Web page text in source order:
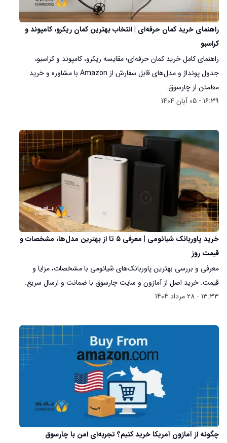
راهنمای خرید کمان حرفه‌ای | انتخاب بهترین کمان ریکرو، کامپوند و
کراسبو
راهنمای کامل خرید کمان حرفه‌ای؛ مقایسه ریکرو، کامپوند و کراسبو،
جدول پونداژ و مدل‌های قابل سفارش از Amazon با مشاوره و خرید
مطمئن از چارسوق.
16:39 - 05 آبان 1404
خرید پاوربانک شیائومی | معرفی ۵ تا از بهترین مدل‌ها، مشخصات و
قیمت روز
معرفی و بررسی بهترین پاوربانک‌های شیائومی با مشخصات، مزایا و
قیمت. خرید اصل از آمازون و سایت چارسوق با ضمانت و ارسال سریع.
13:33 - 28 مرداد 1404
چگونه از آمازون آمریکا خرید کنیم؟ تجربه‌ای امن با چارسوق